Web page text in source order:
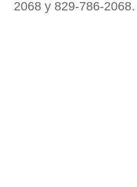
2068 y 829-786-2068.